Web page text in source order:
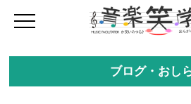
ブログ・おし